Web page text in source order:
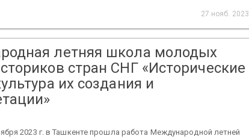
27 нояб. 2023
летняя школа молодых
стран СНГ «Исторические
их создания и
2023 г. в Ташкенте прошла работа Международной летней